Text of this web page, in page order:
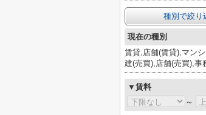
種別で絞り
現在の種別
賃貸,店舗(賃貸),マン
建(売買),店舗(売買),事
▼賃料
～